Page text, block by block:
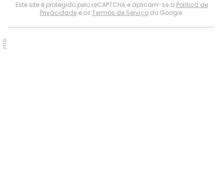
Este site é protegido pelo reCAPTCHA e aplicam-se a Política de
Privacidadee os Termos de Serviçodo Google.
PUB.